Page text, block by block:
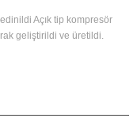
Açık tip kompresör
geliştirildi ve üretildi.